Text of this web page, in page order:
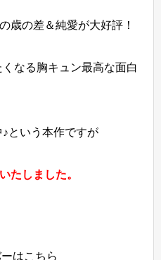
歳の差＆純愛が大好評！
なる胸キュン最高な面白
という本作ですが
たしました。
はこちら